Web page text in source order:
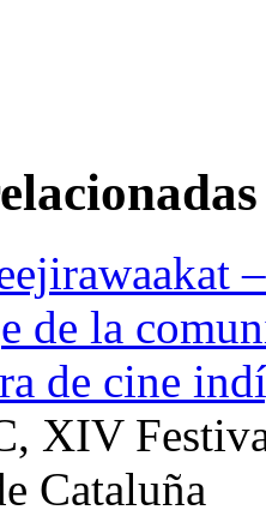
de la
de cine
XIV
Cataluña